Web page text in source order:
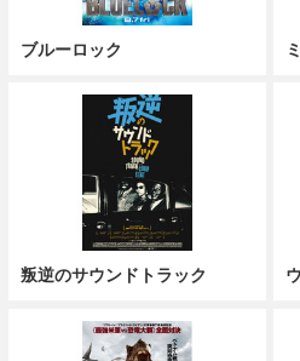
ブルーロック
叛逆のサウンドトラック